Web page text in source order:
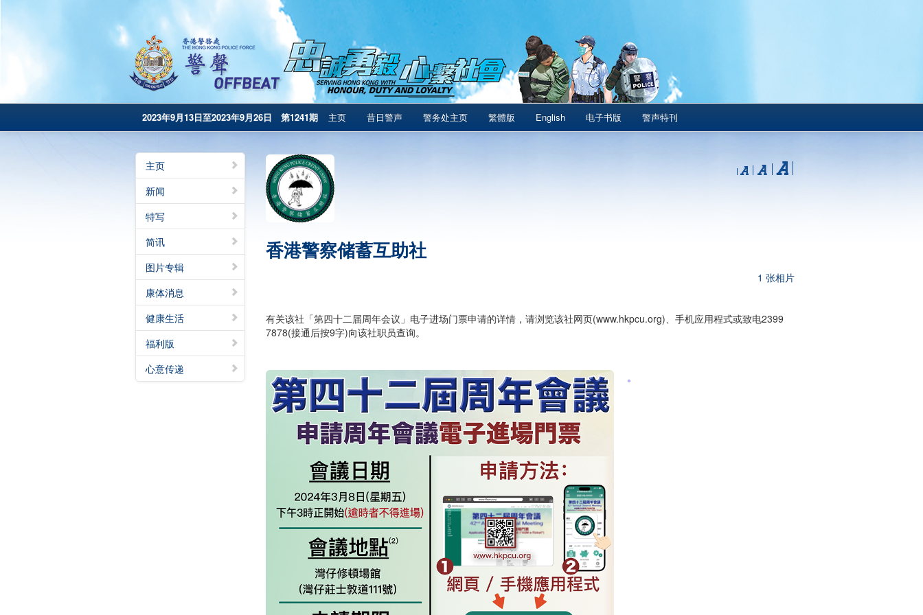
2023年9月13日至2023年9月26日 第1241期 主页 昔日警声 警务处主页 繁體版 English 电子书版 警声特刊
主页
新闻
特写
简讯
图片专辑
康体消息
健康生活
福利版
心意传递
香港警察储蓄互助社
1 张相片
有关该社「第四十二届周年会议」电子进场门票申请的详情，请浏览该社网页(www.hkpcu.org)、手机应用程式或致电2399
7878(接通后按9字)向该社职员查询。
。